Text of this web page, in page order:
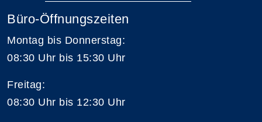
Büro-Öffnungszeiten
Montag bis Donnerstag:
08:30 Uhr bis 15:30 Uhr
Freitag:
08:30 Uhr bis 12:30 Uhr